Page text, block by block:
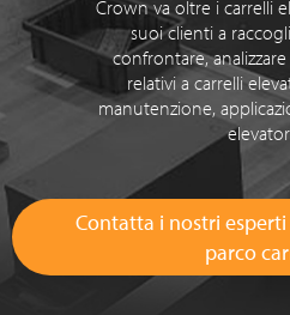
Crown va oltre i carrelli
suoi clienti a
confrontare,
relativi a carrelli
manutenzione,
Contatta i nostri
parco